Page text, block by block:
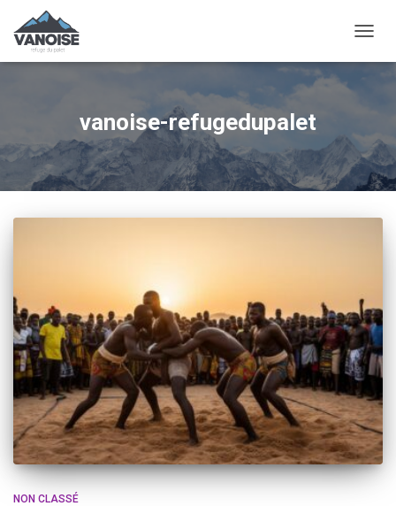
LA
vanoise-refugedupalet
NON CLASSÉ